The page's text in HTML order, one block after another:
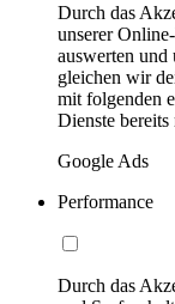
Durch das
unserer
auswerten und
gleichen wir
mit folgenden
Dienste bereits
Google Ads
Performance
Durch das